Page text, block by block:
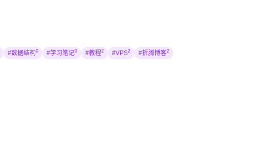
#数据结构0 #学习笔记0 #教程2 #VPS2 #折腾博客2